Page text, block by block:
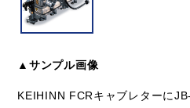
▲サンプル画像
KEIHINN FCRキャブレターに